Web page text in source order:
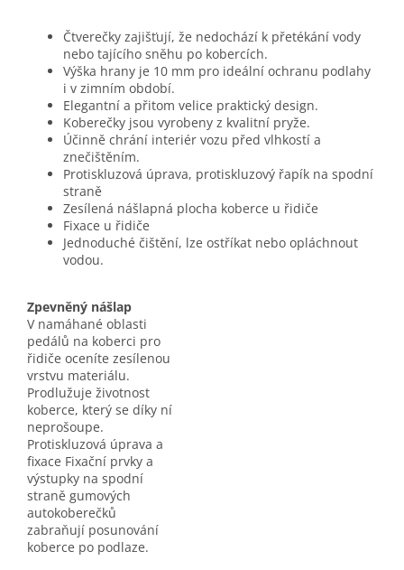
Čtverečky zajišťují, že nedochází k přetékání vody
nebo tajícího sněhu po kobercích.
Výška hrany je 10 mm pro ideální ochranu podlahy
i v zimním období.
Elegantní a přitom velice praktický design.
Koberečky jsou vyrobeny z kvalitní pryže.
Účinně chrání interiér vozu před vlhkostí a
znečištěním.
Protiskluzová úprava, protiskluzový řapík na spodní
straně
Zesílená nášlapná plocha koberce u řidiče
Fixace u řidiče
Jednoduché čištění, lze ostříkat nebo opláchnout
vodou.
Zpevněný nášlap
V namáhané oblasti
pedálů na koberci pro
řidiče oceníte zesílenou
vrstvu materiálu.
Prodlužuje životnost
koberce, který se díky ní
neprošoupe.
Protiskluzová úprava a
fixace Fixační prvky a
výstupky na spodní
straně gumových
autokoberečků
zabraňují posunování
koberce po podlaze.